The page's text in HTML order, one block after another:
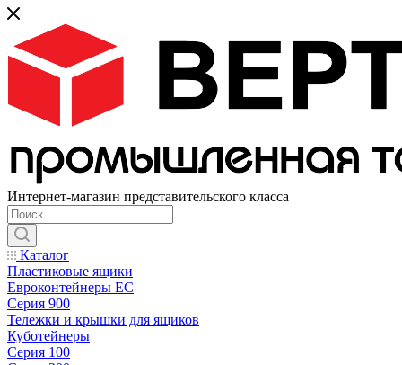
Интернет-магазин представительского класса
Каталог
Пластиковые ящики
Евроконтейнеры ЕС
Серия 900
Тележки и крышки для ящиков
Куботейнеры
Серия 100